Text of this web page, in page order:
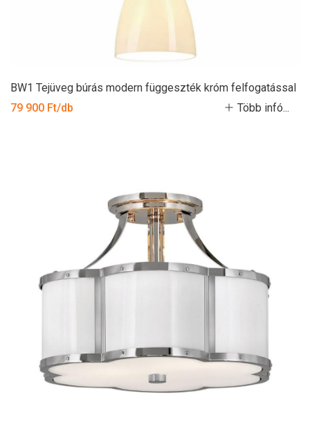
BW1 Tejüveg búrás modern függeszték króm felfogatással
79 900 Ft/db
Több infó...